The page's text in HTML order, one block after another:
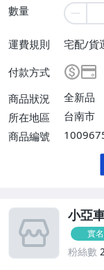
數量
運費規則
宅配/貨
付款方式
商品狀況
全新品
所在地區
台南市
商品編號
小亞
實
粉絲數